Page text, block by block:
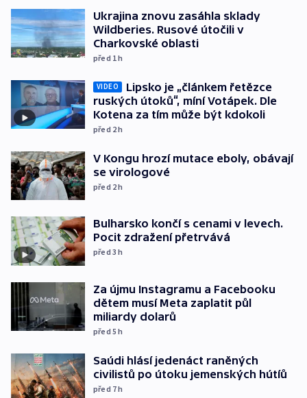
Ukrajina znovu zasáhla sklady
Wildberies. Rusové útočili v
Charkovské oblasti
před 1h
VIDEO
Lipsko je „článkem řetězce
ruských útoků“, míní Votápek. Dle
Kotena za tím může být kdokoli
před 2h
V Kongu hrozí mutace eboly, obávají
se virologové
před 2h
Bulharsko končí s cenami v levech.
Pocit zdražení přetrvává
před 3h
Za újmu Instagramu a Facebooku
dětem musí Meta zaplatit půl
miliardy dolarů
před 5h
Saúdi hlásí jedenáct raněných
civilistů po útoku jemenských hútíů
před 7h